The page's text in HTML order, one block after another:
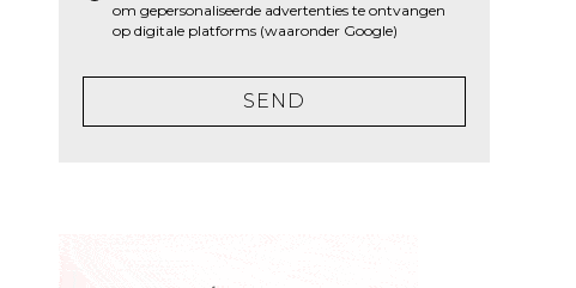
om gepersonaliseerde advertenties te ontvangen
op digitale platforms (waaronder Google)
SEND